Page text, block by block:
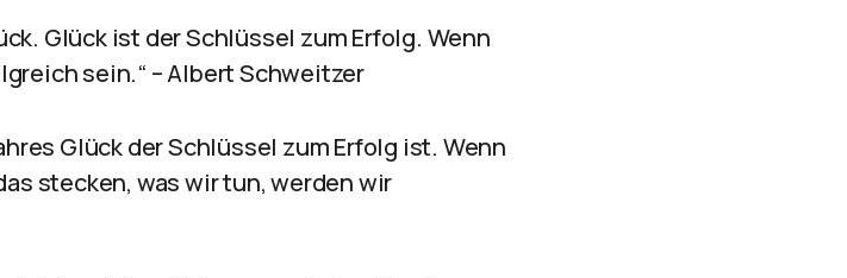
Glück ist der Schlüssel zum Erfolg. Wenn
sein.“ – Albert Schweitzer
Glück der Schlüssel zum Erfolg ist. Wenn
stecken, was wir tun, werden wir